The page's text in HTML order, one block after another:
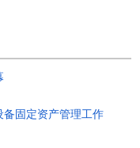
固定资产管理工作